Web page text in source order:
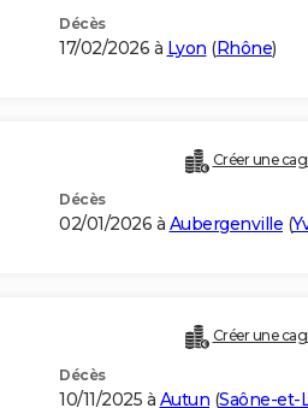
Décès
17/02/2026 à Lyon (Rhône)
Créer une
Décès
02/01/2026 à Aubergenville (
Créer une
Décès
10/11/2025 à Autun (Saône-et-